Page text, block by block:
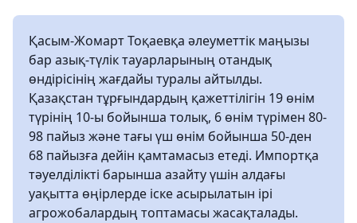
Қасым-Жомарт Тоқаевқа әлеуметтік маңызы
бар азық-түлік тауарларының отандық
өндірісінің жағдайы туралы айтылды.
Қазақстан тұрғындардың қажеттілігін 19 өнім
түрінің 10-ы бойынша толық, 6 өнім түрімен 80-
98 пайыз және тағы үш өнім бойынша 50-ден
68 пайызға дейін қамтамасыз етеді. Импортқа
тәуелділікті барынша азайту үшін алдағы
уақытта өңірлерде іске асырылатын ірі
агрожобалардың топтамасы жасақталады.